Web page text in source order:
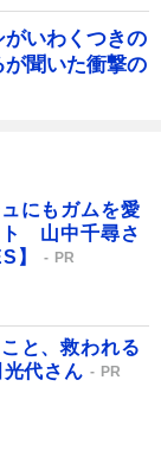
いわくつきの
聞いた衝撃の
にもガムを愛
ト 山中千尋さ
】
PR
と、救われる
代さん
PR